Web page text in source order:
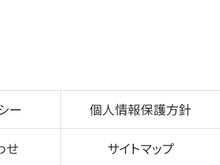
ー 個人情報保護方針
せ サイトマップ